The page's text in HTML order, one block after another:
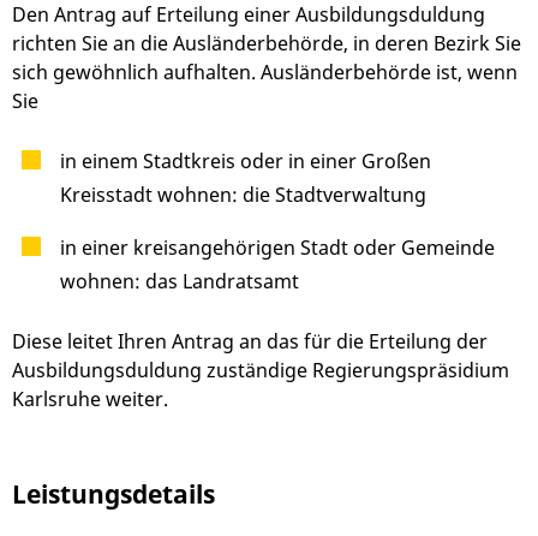
Den Antrag auf Erteilung einer Ausbildungsduldung
richten Sie an die Ausländerbehörde, in deren Bezirk Sie
sich gewöhnlich aufhalten. Ausländerbehörde ist, wenn
Sie
in einem Stadtkreis oder in einer Großen
Kreisstadt wohnen: die Stadtverwaltung
in einer kreisangehörigen Stadt oder Gemeinde
wohnen: das Landratsamt
Diese leitet Ihren Antrag an das für die Erteilung der
Ausbildungsduldung zuständige Regierungspräsidium
Karlsruhe weiter.
Leistungsdetails